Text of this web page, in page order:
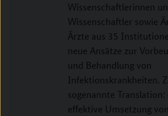
Wissenschaftlerinnen
Wissenschaftler sowie
Ärzte aus 35
neue Ansätze zur
und Behandlung von
Infektionskrankheiten.
sogenannte Translation:
effektive Umsetzung von